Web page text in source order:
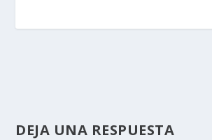
DEJA UNA RESPUESTA